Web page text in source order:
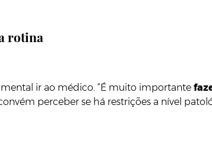
rotina
ir ao médico. “É muito importante
perceber se há restrições a nível